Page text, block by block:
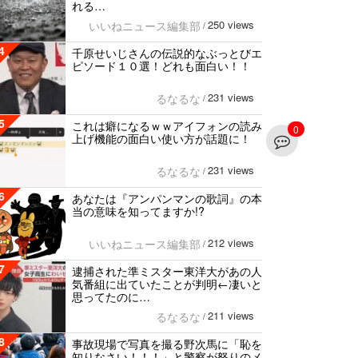
0
れる…
いいねニュース編集部 / 250 views
千原せいじさんの伝説的なぶっとびエ
ピソード１０選！どれも面白い！！
るなるな / 231 views
これは癖になるｗｗアイフォンの読み
上げ機能の面白い使い方が話題に！
るなるな / 231 views
あなたは『アンパンマンの歌詞』の本
当の意味を知ってますか!?
いいねニュース編集部 / 212 views
逮捕された準ミスター東洋大があの人
気番組に出ていたことが判明←凄いと
思ってたのに…
るなるな / 211 views
事故現場で写真を撮る野次馬に「恥を